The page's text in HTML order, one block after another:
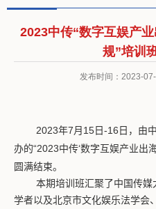
2023中传“数字互娱产
规”培训
发布时间：2023-
2023年7月 15日-16 日，由
办的“2023中传‘数字互娱产业出
圆满结束。
本期培训班汇聚了中国传
学者以及北京市文化娱乐法学会